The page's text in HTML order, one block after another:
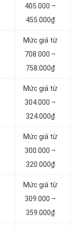
405.000 –
455.000₫
Mức giá từ
708.000 –
758.000₫
Mức giá từ
304.000 –
324.000₫
Mức giá từ
300.000 –
320.000₫
Mức giá từ
309.000 –
359.000₫